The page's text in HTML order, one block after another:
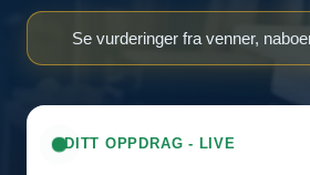
Se vurderinger fra venner,
DITT OPPDRAG - LIVE